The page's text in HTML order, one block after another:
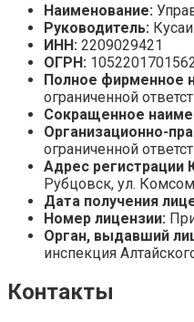
Наименование:
Руководитель:
ИНН: 2209029421
ОГРН:
Полное фирменное
ограниченной
Сокращенное
Организационно-
ограниченной
Адрес регистрации
Рубцовск, ул.
Дата получения
Номер лицензии:
Орган, выдавший
инспекция
Контакты